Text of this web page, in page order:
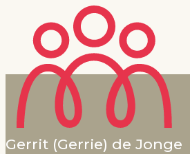
Gerrit (Gerrie) de Jonge